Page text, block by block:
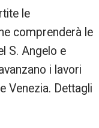
le
comprenderà le
S. Angelo e
i lavori
Venezia. Dettagli